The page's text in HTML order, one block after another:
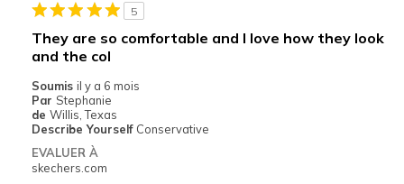
Travel
Width
Sizing
View On Shoes
5
They are so comfortable and I love how they look
and the col
Soumis il y a 6 mois
Par Stephanie
de Willis, Texas
Describe Yourself Conservative
EVALUER À
skechers.com